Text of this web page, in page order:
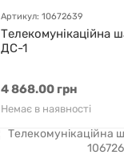
Артикул: 10672639
ДС-1
4 868.00 грн
Немає в наявності